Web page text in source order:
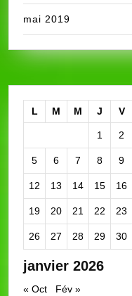
mai 2019
janvier 2026
L M M J V
1 2
5 6 7 8 9
12 13 14 15 16
19 20 21 22 23
26 27 28 29 30
« Oct Fév »